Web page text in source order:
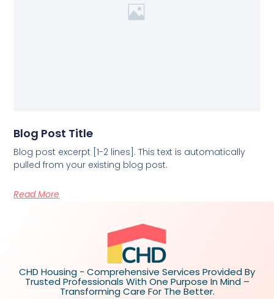
Blog Post Title
Blog post excerpt [1-2 lines]. This text is automatically
pulled from your existing blog post.
Read More
CHD Housing - Comprehensive Services Provided By
Trusted Professionals With One Purpose In Mind –
Transforming Care For The Better.